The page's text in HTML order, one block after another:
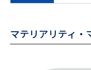
マテリアリティ・